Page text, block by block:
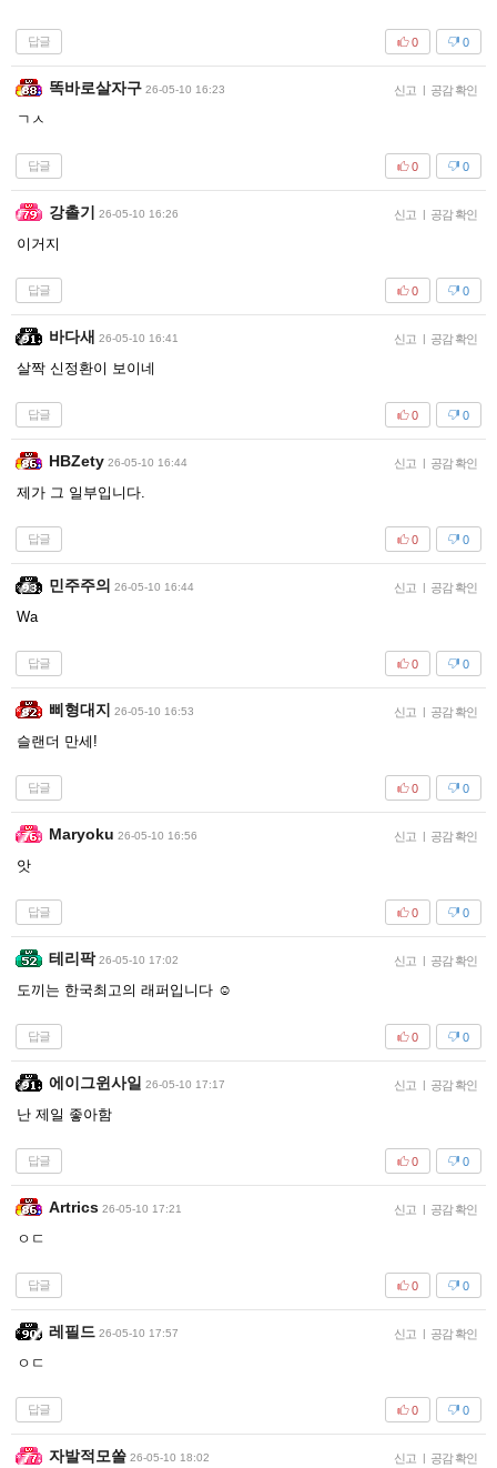
답글 0
0
똑바로살자구 26-05-10 16:23 신고 공감 확인
ㄱㅅ
답글 0
0
강촐기 26-05-10 16:26 신고 공감 확인
이거지
답글 0
0
바다새 26-05-10 16:41 신고 공감 확인
살짝 신정환이 보이네
답글 0
0
HBZety 26-05-10 16:44 신고 공감 확인
제가 그 일부입니다.
답글 0
0
민주주의 26-05-10 16:44 신고 공감 확인
Wa
답글 0
0
삐형대지 26-05-10 16:53 신고 공감 확인
슬랜더 만세!
답글 0
0
Maryoku 26-05-10 16:56 신고 공감 확인
앗
답글 0
0
테리팍 26-05-10 17:02 신고 공감 확인
도끼는 한국최고의 래퍼입니다 ☺️
답글 0
0
에이그윈사일 26-05-10 17:17 신고 공감 확인
난 제일 좋아함
답글 0
0
Artrics 26-05-10 17:21 신고 공감 확인
ㅇㄷ
답글 0
0
레필드 26-05-10 17:57 신고 공감 확인
ㅇㄷ
답글 0
0
자발적모쏠 26-05-10 18:02 신고 공감 확인